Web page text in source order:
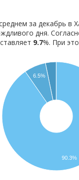
за декабрь в
дня.
9.7%. При
6.5%
90.3%